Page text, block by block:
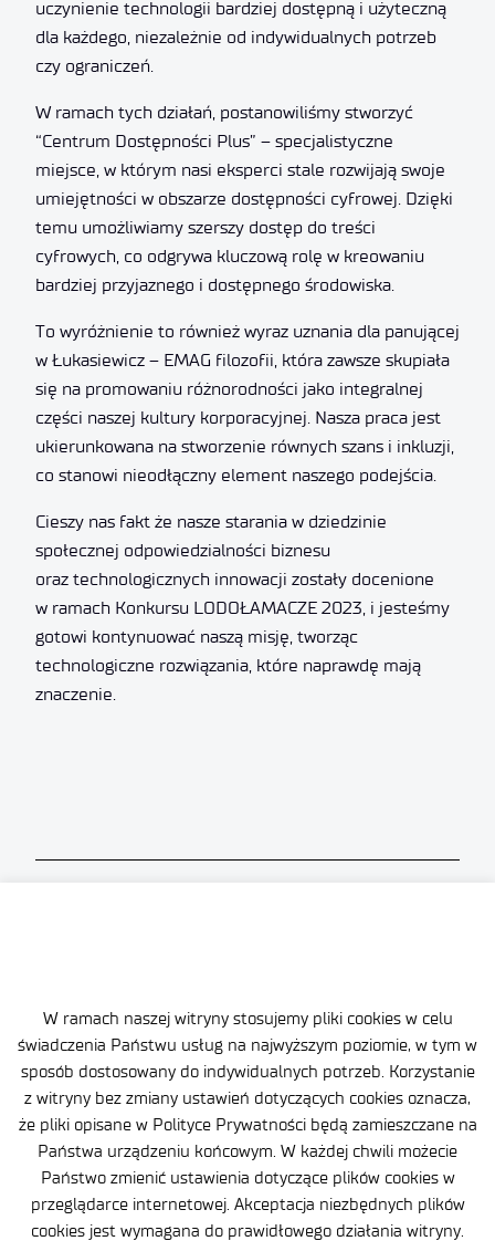
W ramach naszej witryny stosujemy pliki cookies w celu
świadczenia Państwu usług na najwyższym poziomie, w tym w
sposób dostosowany do indywidualnych potrzeb. Korzystanie
z witryny bez zmiany ustawień dotyczących cookies oznacza,
że pliki opisane w Polityce Prywatności będą zamieszczane na
Państwa urządzeniu końcowym. W każdej chwili możecie
Państwo zmienić ustawienia dotyczące plików cookies w
przeglądarce internetowej. Akceptacja niezbędnych plików
cookies jest wymagana do prawidłowego działania witryny.
uczynienie technologii bardziej dostępną i użyteczną
dla każdego, niezależnie od indywidualnych potrzeb
czy ograniczeń.
W ramach tych działań, postanowiliśmy stworzyć
“Centrum Dostępności Plus” – specjalistyczne
miejsce, w którym nasi eksperci stale rozwijają swoje
umiejętności w obszarze dostępności cyfrowej. Dzięki
temu umożliwiamy szerszy dostęp do treści
cyfrowych, co odgrywa kluczową rolę w kreowaniu
bardziej przyjaznego i dostępnego środowiska.
To wyróżnienie to również wyraz uznania dla panującej
w Łukasiewicz – EMAG filozofii, która zawsze skupiała
się na promowaniu różnorodności jako integralnej
części naszej kultury korporacyjnej. Nasza praca jest
ukierunkowana na stworzenie równych szans i inkluzji,
co stanowi nieodłączny element naszego podejścia.
Cieszy nas fakt że nasze starania w dziedzinie
społecznej odpowiedzialności biznesu
oraz technologicznych innowacji zostały docenione
w ramach Konkursu LODOŁAMACZE 2023, i jesteśmy
gotowi kontynuować naszą misję, tworząc
technologiczne rozwiązania, które naprawdę mają
znaczenie.
Dane osobowe
Polityka prywatności